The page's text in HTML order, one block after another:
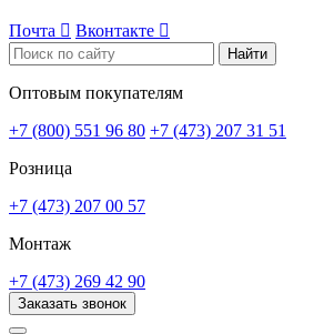
Почта  Вконтакте 
Найти
Оптовым покупателям
+7 (800) 551 96 80 +7 (473) 207 31 51
Розница
+7 (473) 207 00 57
Монтаж
+7 (473) 269 42 90
Заказать звонок